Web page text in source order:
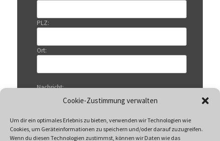
Cookie-Zustimmung verwalten
Um dir ein optimales Erlebnis zu bieten, verwenden wir Technologien wie
Cookies, um Geräteinformationen zu speichern und/oder darauf zuzugreifen.
Wenn du diesen Technologien zustimmst, können wir Daten wie das
PLZ:
Ort:
Nachricht: